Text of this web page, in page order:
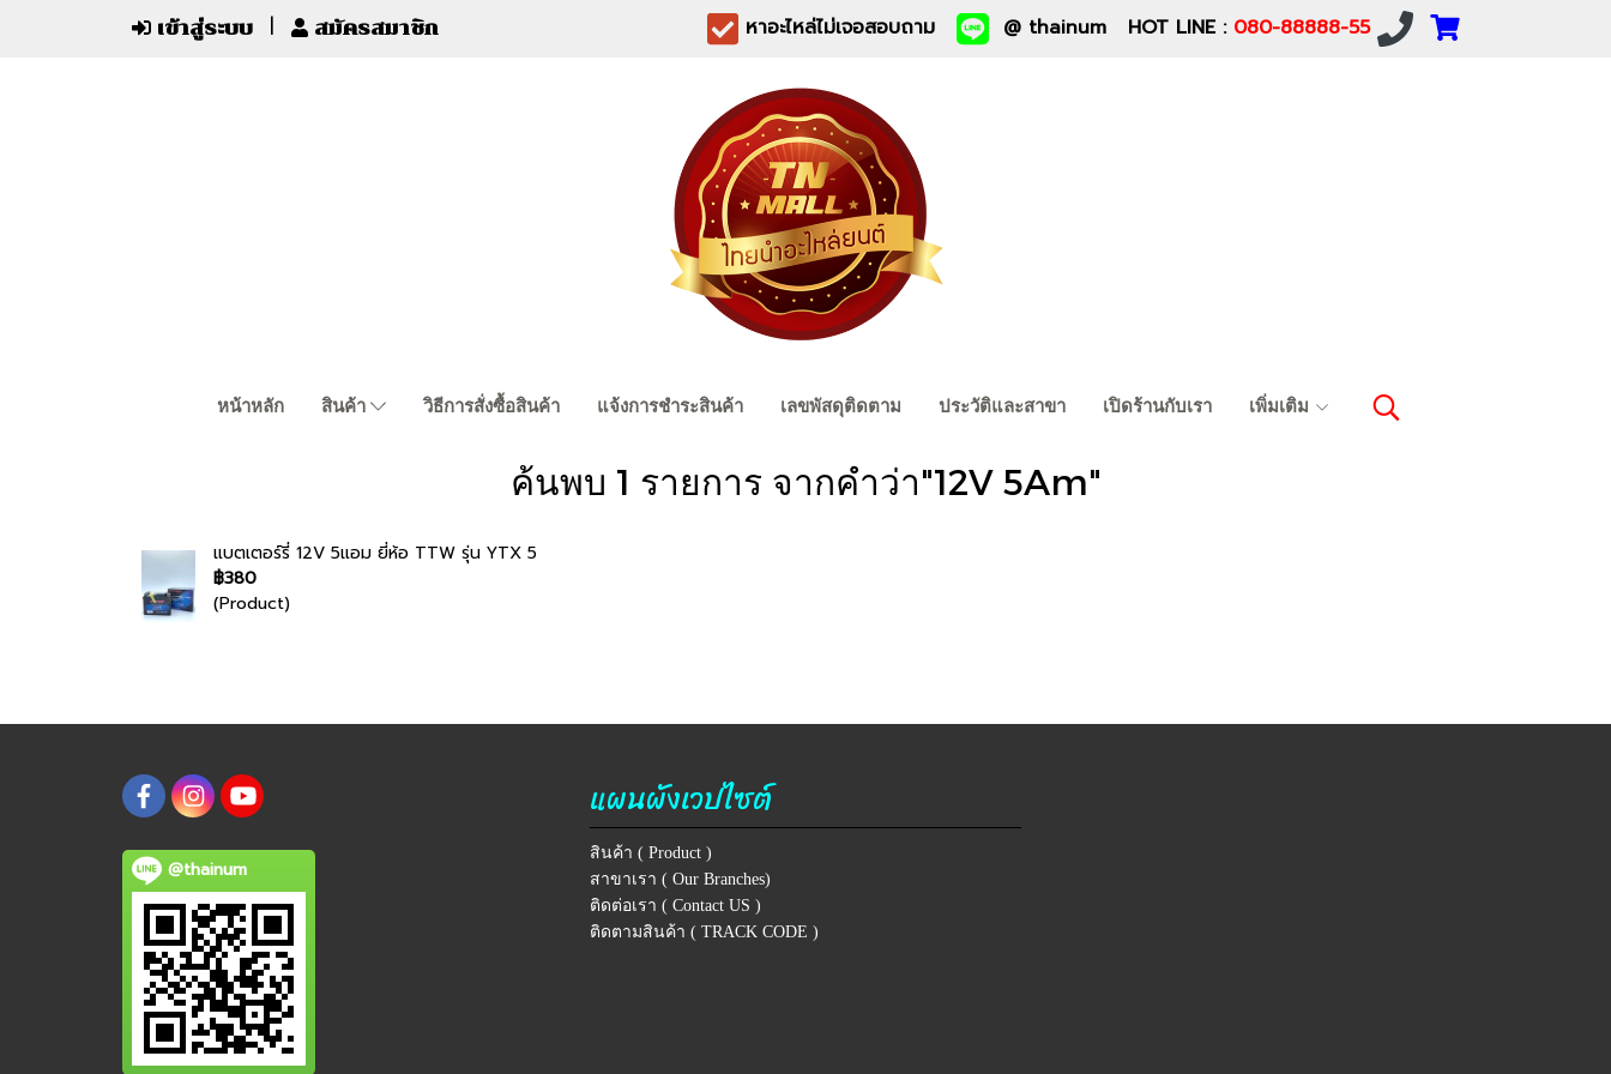
เข้าสู่ระบบ สมัครสมาชิก หาอะไหล่ไม่เจอสอบถาม @ thainum HOT LINE : 080-88888-55
หน้าหลัก สินค้า วิธีการสั่งซื้อสินค้า แจ้งการชำระสินค้า เลขพัสดุติดตาม ประวัติและสาขา เปิดร้านกับเรา เพิ่มเติม
ค้นพบ 1 รายการ จากคำว่า"12V 5Am"
แบตเตอร์รี่ 12V 5แอม ยี่ห้อ TTW รุ่น YTX 5
฿380
(Product)
@thainum
แผนผังเวปไซต์
สินค้า ( Product )
สาขาเรา ( Our Branches)
ติดต่อเรา ( Contact US )
ติดตามสินค้า ( TRACK CODE )